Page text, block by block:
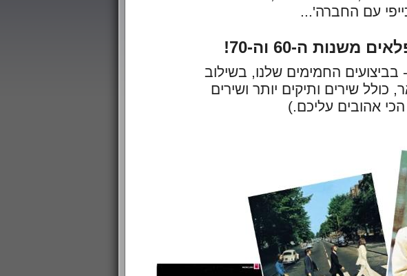
עם החברה'...
ה-60 וה-70!
להיטי שנות ה-60 וה-70 אליכם - בביצועים החמימים שלנו, בשילוב
כ-800 שירים ברפרטואר, כולל שירים ותיקים יותר ושירים
אהובים עליכם.)